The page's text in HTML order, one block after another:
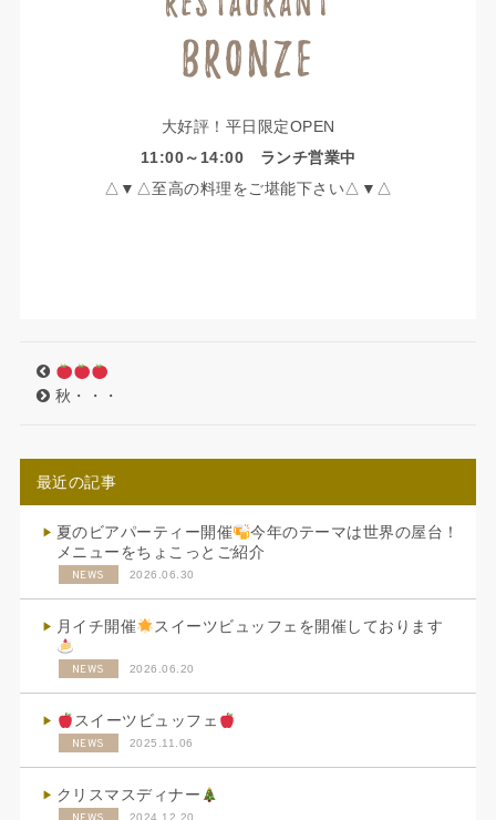
大好評！平日限定OPEN
11:00～14:00 ランチ営業中
△▼△至高の料理をご堪能下さい△▼△
秋・・・
最近の記事
夏のビアパーティー開催
今年のテーマは世界の屋台！
メニューをちょこっとご紹介
NEWS 2026.06.30
月イチ開催 スイーツビュッフェを開催しております
NEWS 2026.06.20
スイーツビュッフェ
NEWS 2025.11.06
クリスマスディナー
2024.12.20